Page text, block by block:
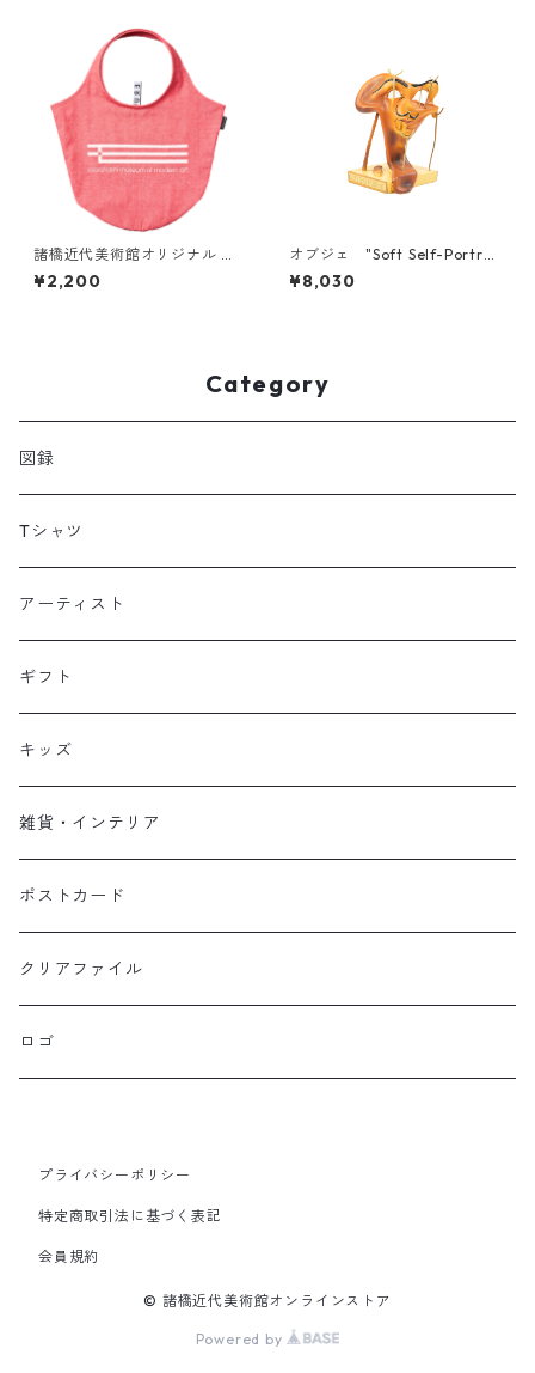
諸橋近代美術館オリジナル マ
ルシェバッグ（レッド）
¥2,200
オブジェ "Soft Self-Portrai
t''
¥8,030
Category
図録
Tシャツ
アーティスト
ギフト
キッズ
雑貨・インテリア
ポストカード
クリアファイル
ロゴ
プライバシーポリシー
特定商取引法に基づく表記
会員規約
© 諸橋近代美術館オンラインストア
Powered by